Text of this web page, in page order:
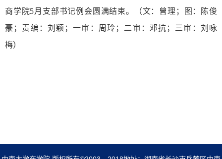
商学院5月支部书记例会圆满结束。
（文：曾理； 图：
陈俊
豪；责编：刘颖；一审：周玲；二审：邓抗；三审：刘咏
梅）